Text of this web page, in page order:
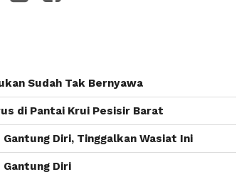
Sudah Tak Bernyawa
di Pantai Krui Pesisir Barat
Diri, Tinggalkan Wasiat Ini
Diri